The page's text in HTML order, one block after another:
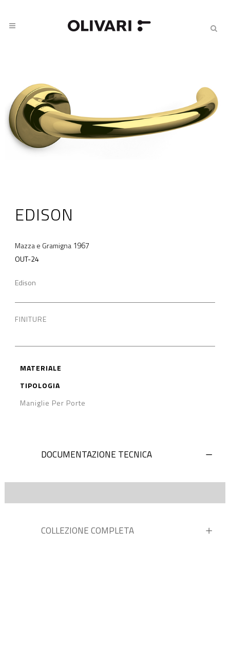
EDISON
Mazza e Gramigna1967
OUT-24
Edison
FINITURE
MATERIALE
TIPOLOGIA
Maniglie Per Porte
DOCUMENTAZIONE TECNICA
COLLEZIONE COMPLETA